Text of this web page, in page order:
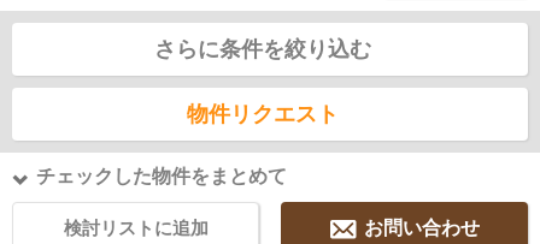
さらに条件を絞り込む
物件リクエスト
チェックした物件をまとめて
検討リストに追加 お問い合わせ